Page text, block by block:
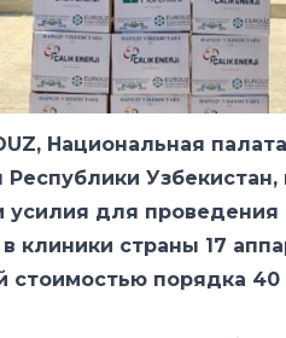
Национальная
Республики
усилия для проведения
клиники страны 17
стоимостью порядка 40
важного груза в
легких были